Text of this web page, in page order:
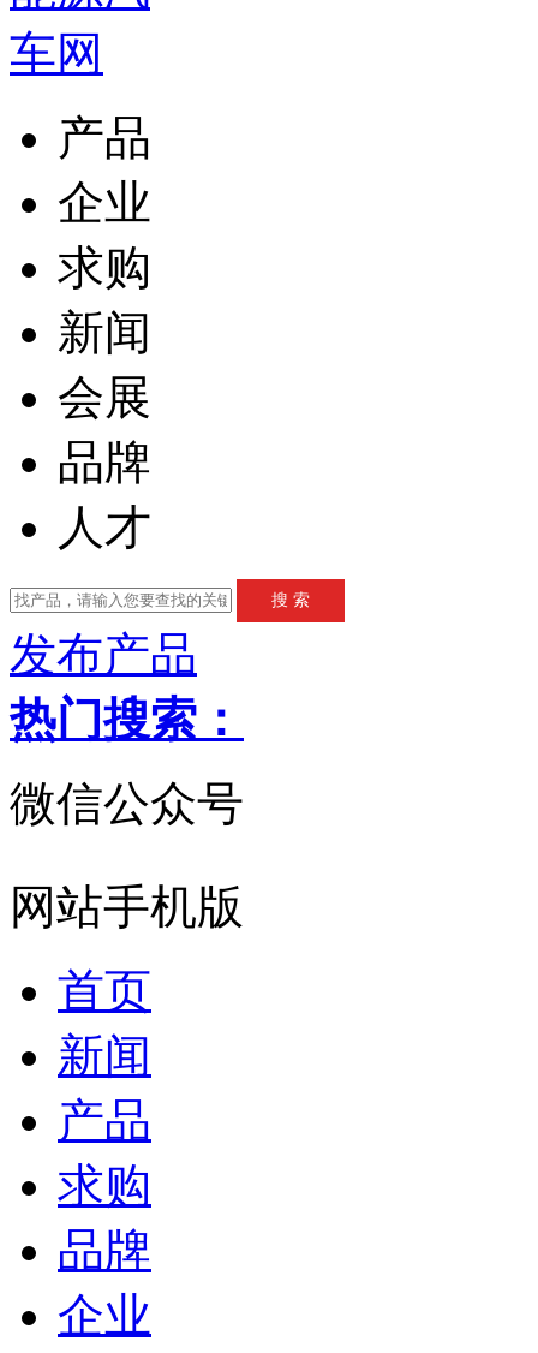
产品
企业
求购
新闻
会展
品牌
人才
发布产品
热门搜索：
微信公众号
网站手机版
首页
新闻
产品
求购
品牌
企业